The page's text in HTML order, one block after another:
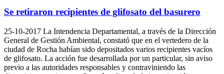
Se retiraron recipientes de glifosato del basurero
25-10-2017 La Intendencia Departamental, a través de la Dirección
General de Gestión Ambiental, constató que en el vertedero de la
ciudad de Rocha habían sido depositados varios recipientes vacíos
de glifosato. La acción fue desarrollada por un particular, sin aviso
previo a las autoridades responsables y contraviniendo las